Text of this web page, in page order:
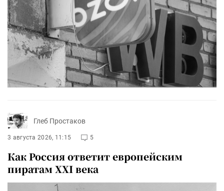
Глеб Простаков
3 августа 2026, 11:15 5
Как Россия ответит европейским
пиратам XXI века